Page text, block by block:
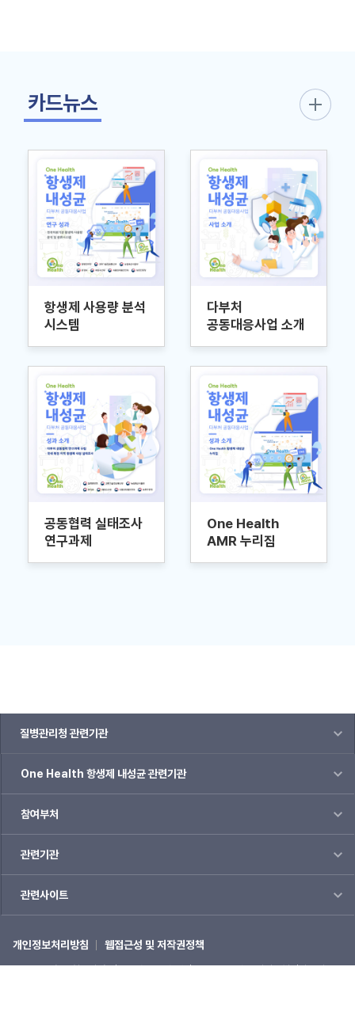
카드뉴스
항생제 사용량 분석
시스템
다부처
공동대응사업 소개
공동협력 실태조사
연구과제
One Health
AMR 누리집
질병관리청 관련기관
One Health 항생제 내성균 관련기관
참여부처
관련기관
관련사이트
개인정보처리방침 웹접근성 및 저작권정책